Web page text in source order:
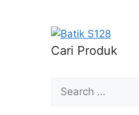
Cari Produk
Search
for: